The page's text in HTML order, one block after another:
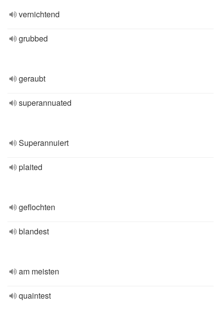
vernichtend
grubbed
geraubt
superannuated
Superannuiert
plaited
geflochten
blandest
am meisten
quaintest